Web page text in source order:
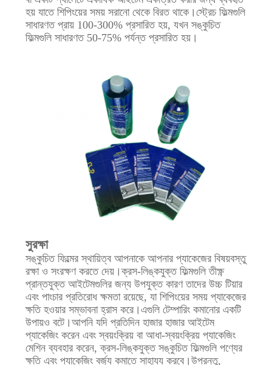
সাইট
হয় যাতে শিপিংয়ের সময় সরানো থেকে বিরত থাকে।স্ট্রেচ ফিল্মগুলি
সাধারণত প্রায় 100-300% প্রসারিত হয়, যখন সঙ্কুচিত
ফিল্মগুলি সাধারণত 50-75% পর্যন্ত প্রসারিত হয়।
সুরক্ষা
সঙ্কুচিত ফিল্মের স্থায়িত্ব আপনাকে আপনার প্যাকেজের বিষয়বস্তু
রক্ষা ও সংরক্ষণ করতে দেয়।ক্রস-লিঙ্কযুক্ত ফিল্মগুলি তীক্ষ্ণ
প্রান্তযুক্ত আইটেমগুলির জন্য উপযুক্ত কারণ তাদের উচ্চ টিয়ার
এবং পাংচার প্রতিরোধ ক্ষমতা রয়েছে, যা শিপিংয়ের সময় প্যাকেজের
ক্ষতি হওয়ার সম্ভাবনা হ্রাস করে।এগুলি টেম্পারিং কমানোর একটি
উপায়ও বটে।আপনি যদি প্রতিদিন হাজার হাজার আইটেম
প্যাকেজিং করেন এবং স্বয়ংক্রিয় বা আধা-স্বয়ংক্রিয় প্যাকেজিং
মেশিন ব্যবহার করেন, ক্রস-লিঙ্কযুক্ত সঙ্কুচিত ফিল্মগুলি পণ্যের
ক্ষতি এবং প্যাকেজিং বর্জ্য কমাতে সাহায্য করবে।উপরন্তু,